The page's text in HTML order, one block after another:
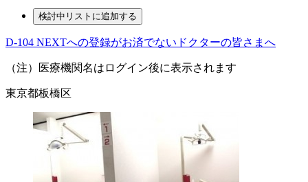
D-104 NEXTへの登録がお済でないドクターの皆さまへ
（注）医療機関名はログイン後に表示されます
東京都板橋区